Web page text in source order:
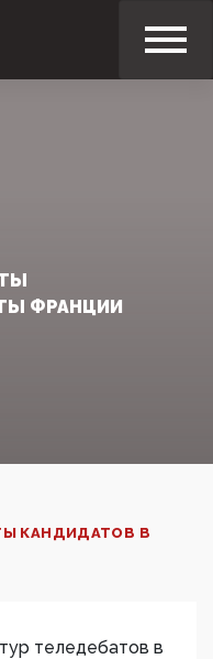
ФРАНЦИИ‍
КАНДИДАТОВ В
теледебатов в